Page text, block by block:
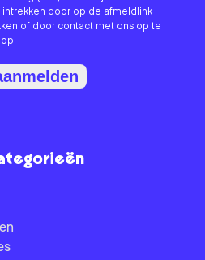
door op de afmeldlink
of door contact met ons op te